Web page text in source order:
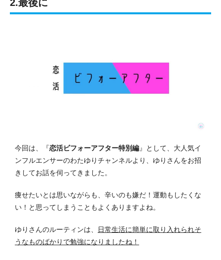
2.最後に
今回は、『恋活ビフォーアフター特別編』として、大人気イ
ンフルエンサーのわたゆりチャンネルより、ゆりさんをお招
きしてお話を伺ってきました。
痩せたいとは思いながらも、辛いのも嫌だ！運動もしたくな
い！と思ってしまうこともよくありますよね。
ゆりさんのルーティンは、
日常生活に簡単に取り入れられそ
うなものばかりで勉強になりましたね！